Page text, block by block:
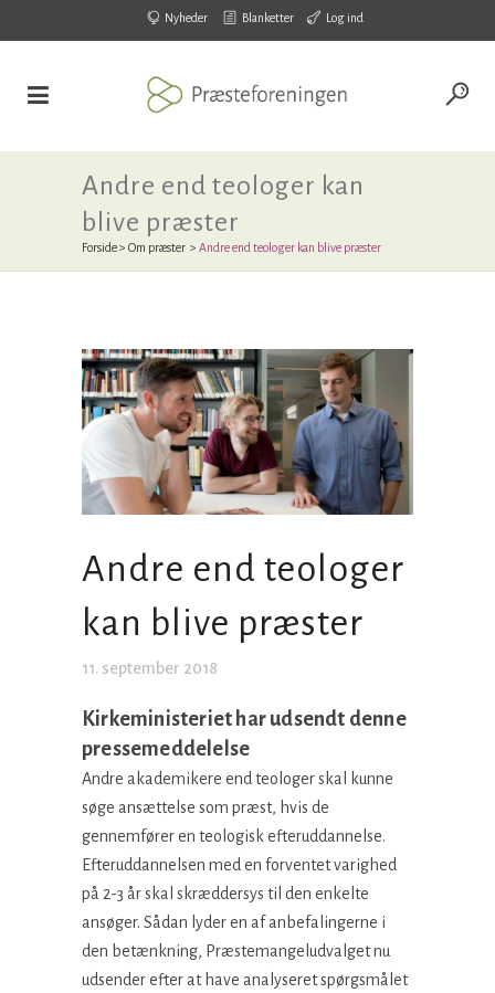
Nyheder Blanketter Log ind
Andre end teologer kan
blive præster
Forside> Om præster > Andre end teologer kan blive præster
Andre end teologer
kan blive præster
11. september 2018
Kirkeministeriet har udsendt denne
pressemeddelelse
Andre akademikere end teologer skal kunne
søge ansættelse som præst, hvis de
gennemfører en teologisk efteruddannelse.
Efteruddannelsen med en forventet varighed
på 2-3 år skal skræddersys til den enkelte
ansøger. Sådan lyder en af anbefalingerne i
den betænkning, Præstemangeludvalget nu
udsender efter at have analyseret spørgsmålet